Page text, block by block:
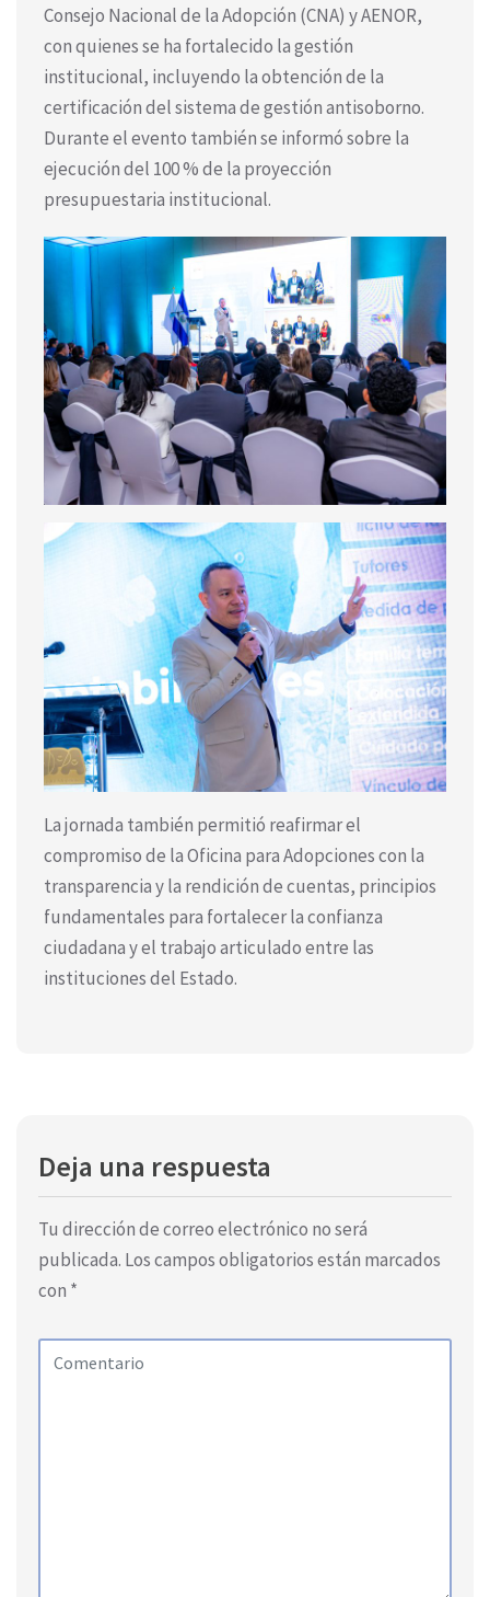
Consejo Nacional de la Adopción (CNA) y AENOR,
con quienes se ha fortalecido la gestión
institucional, incluyendo la obtención de la
certificación del sistema de gestión antisoborno.
Durante el evento también se informó sobre la
ejecución del 100 % de la proyección
presupuestaria institucional.
La jornada también permitió reafirmar el
compromiso de la Oficina para Adopciones con la
transparencia y la rendición de cuentas, principios
fundamentales para fortalecer la confianza
ciudadana y el trabajo articulado entre las
instituciones del Estado.
Deja una respuesta
Tu dirección de correo electrónico no será
publicada. Los campos obligatorios están marcados
con *